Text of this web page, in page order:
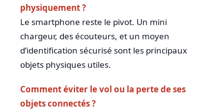
physiquement ?
Le smartphone reste le pivot. Un mini
chargeur, des écouteurs, et un moyen
d’identification sécurisé sont les principaux
objets physiques utiles.
Comment éviter le vol ou la perte de ses
objets connectés ?